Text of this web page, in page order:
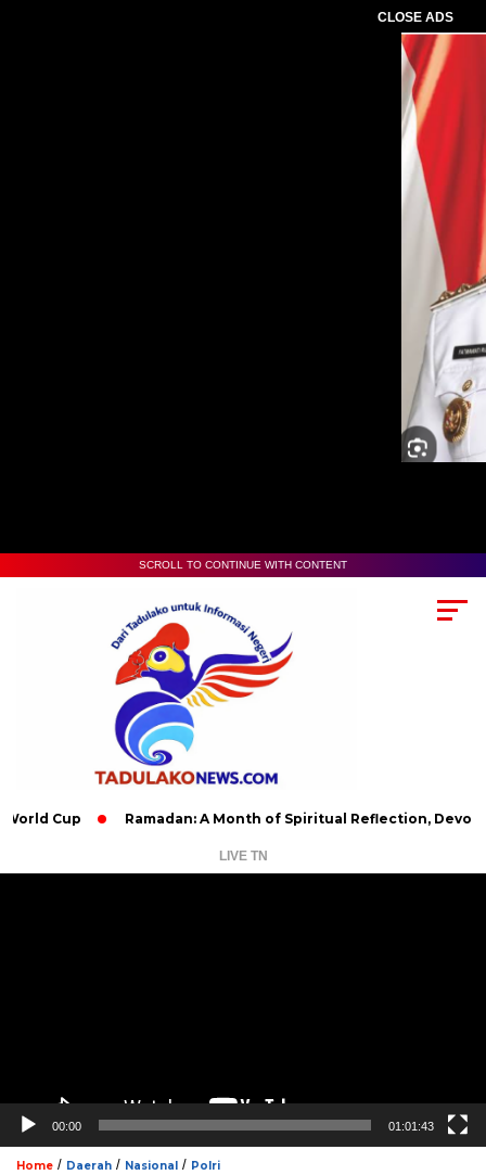
CLOSE ADS
SCROLL TO CONTINUE WITH CONTENT
Ramadan: A Month of Spiritual Reflection, Devotion, and
LIVE TN
00:00 01:01:43
Home / Daerah / Nasional / Polri